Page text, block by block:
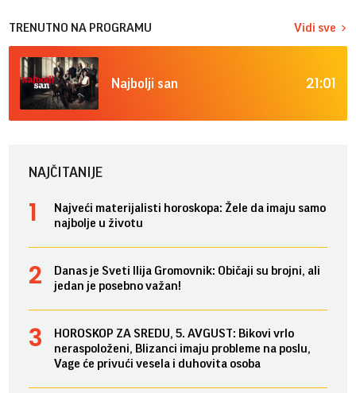
TRENUTNO NA PROGRAMU Vidi sve
Najbolji san 21:01
NAJČITANIJE
Najveći materijalisti horoskopa: Žele da imaju samo
najbolje u životu
Danas je Sveti Ilija Gromovnik: Običaji su brojni, ali
jedan je posebno važan!
HOROSKOP ZA SREDU, 5. AVGUST: Bikovi vrlo
neraspoloženi, Blizanci imaju probleme na poslu,
Vage će privući vesela i duhovita osoba